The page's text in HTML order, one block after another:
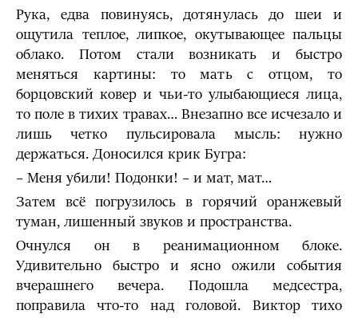
Рука, едва повинуясь, дотянулась до шеи и
ощутила теплое, липкое, окутывающее пальцы
облако. Потом стали возникать и быстро
меняться картины: то мать с отцом, то
борцовский ковер и чьи-то улыбающиеся лица,
то поле в тихих травах… Внезапно все исчезало и
лишь четко пульсировала мысль: нужно
держаться. Доносился крик Бугра:
– Меня убили! Подонки! – и мат, мат…
Затем всё погрузилось в горячий оранжевый
туман, лишенный звуков и пространства.
Очнулся он в реанимационном блоке.
Удивительно быстро и ясно ожили события
вчерашнего вечера. Подошла медсестра,
поправи­ла что-то над головой. Виктор тихо